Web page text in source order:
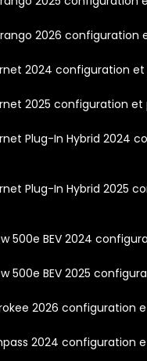
2026 configuration
2024 configuration et
2025 configuration et
Plug-In Hybrid 2024
Plug-In Hybrid 2025
500e BEV 2024
500e BEV 2025
2026 configuration
2024 configuration